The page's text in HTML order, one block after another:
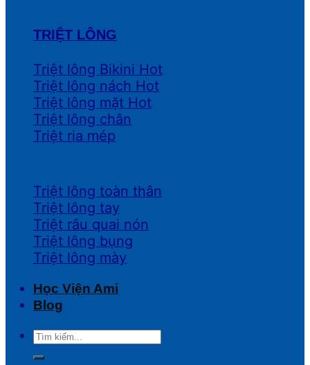
TRIỆT LÔNG
Triệt lông Bikini
Triệt lông nách
Triệt lông mặt
Triệt lông chân
Triệt ria mép
Triệt lông toàn thân
Triệt lông tay
Triệt râu quai nón
Triệt lông bụng
Triệt lông mày
Học Viện Ami
Blog